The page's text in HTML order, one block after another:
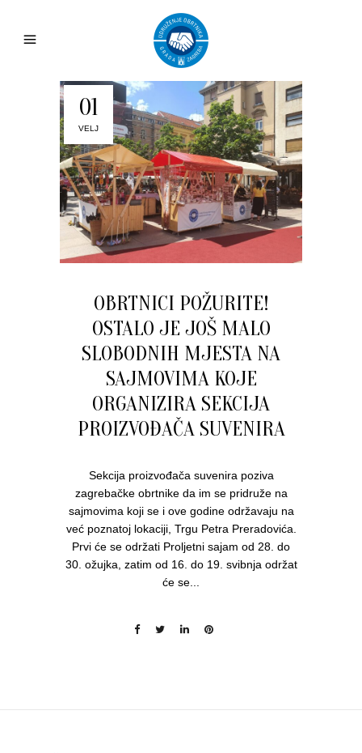
01
VELJ
OBRTNICI POŽURITE!
OSTALO JE JOŠ MALO
SLOBODNIH MJESTA NA
SAJMOVIMA KOJE
ORGANIZIRA SEKCIJA
PROIZVOĐAČA SUVENIRA
Sekcija proizvođača suvenira poziva
zagrebačke obrtnike da im se pridruže na
sajmovima koji se i ove godine održavaju na
već poznatoj lokaciji, Trgu Petra Preradovića.
Prvi će se održati Proljetni sajam od 28. do
30. ožujka, zatim od 16. do 19. svibnja održat
će se...